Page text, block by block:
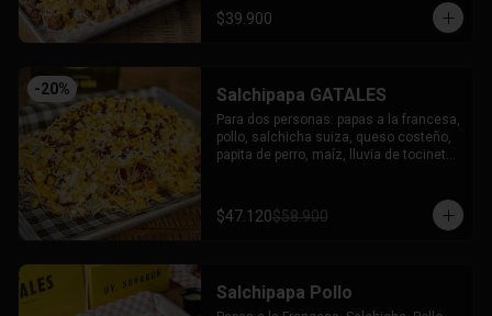
$39.900
-20% Salchipapa GATALES
Para dos personas: papas a la francesa,
pollo, salchicha suiza, queso costeño,
papita de perro, maíz, lluvia de tocineta,
$47.120$58.900
Salchipapa Pollo